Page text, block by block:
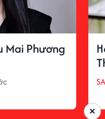
Mai Phương
×